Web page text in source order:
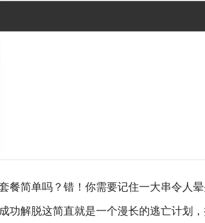
餐简单吗？错！你需要记住一大串令人
功解脱这简直就是一个漫长的逃亡计划